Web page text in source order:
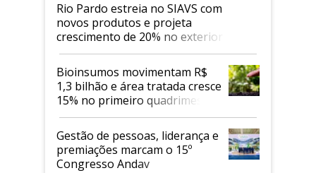
Rio Pardo estreia no SIAVS com
novos produtos e projeta
crescimento de 20% no exterior
Bioinsumos movimentam R$
1,3 bilhão e área tratada cresce
15% no primeiro quadrimestre
de 2026
Gestão de pessoas, liderança e
premiações marcam o 15º
Congresso Andav